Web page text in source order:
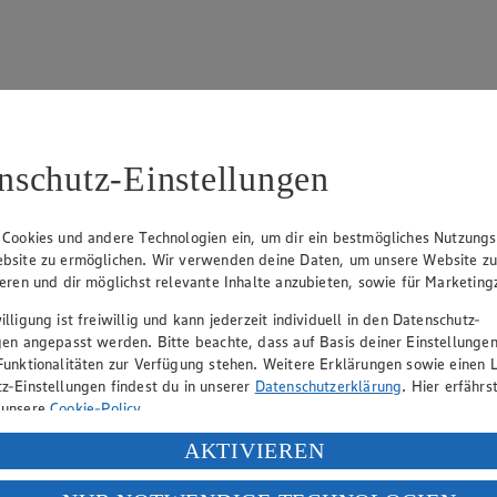
Claus Hollinger (Vorstandsmitglied, Sprecher), Dr. Dirk
gewährt Ihnen jedoch das Recht, den auf dieser Website
und Vervielfältigung von Bildmaterial oder Grafiken aus
verantwortlich. Firma und Anschriften unserer
hin, dass wir nicht an einem Streitbeilegungsverfahren vor einer
Einstellungen
und andere Technologien ein, um dir ein bestmögliches
zu ermöglichen. Wir verwenden deine Daten, um unsere Website zu
und dir möglichst relevante Inhalte anzubieten, sowie für
ist freiwillig und kann jederzeit individuell in den Datenschutz-
angepasst werden. Bitte beachte, dass auf Basis deiner
zur Verfügung stehen. Weitere Erklärungen sowie einen
Einstellungen findest du in unserer Datenschutzerklärung. Hier
Cookie-Policy.
deiner personenbezogenen Daten in den USA durch Facebook und
„Aktivieren“ klickst, willigst du im Sinne des Art. 49 Abs. 1 Satz 1 lit.
AKTIVIEREN